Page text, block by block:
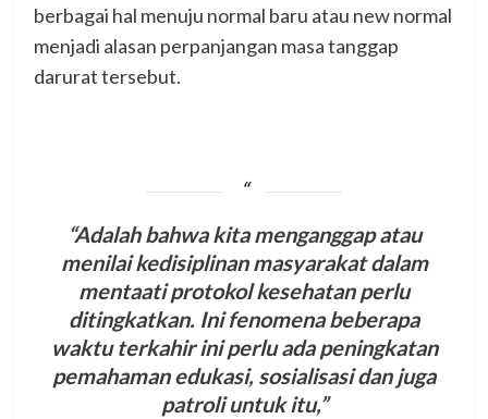
berbagai hal menuju normal baru atau new normal
menjadi alasan perpanjangan masa tanggap
darurat tersebut.
“Adalah bahwa kita menganggap atau
menilai kedisiplinan masyarakat dalam
mentaati protokol kesehatan perlu
ditingkatkan. Ini fenomena beberapa
waktu terkahir ini perlu ada peningkatan
pemahaman edukasi, sosialisasi dan juga
patroli untuk itu,”